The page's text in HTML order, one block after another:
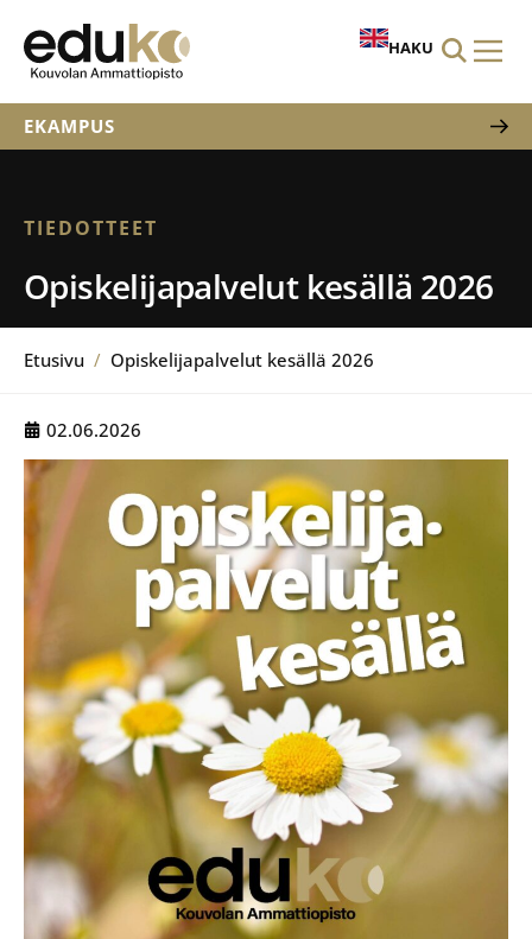
HAKU
EKAMPUS
TIEDOTTEET
Opiskelijapalvelut kesällä 2026
Etusivu / Opiskelijapalvelut kesällä 2026
02.06.2026